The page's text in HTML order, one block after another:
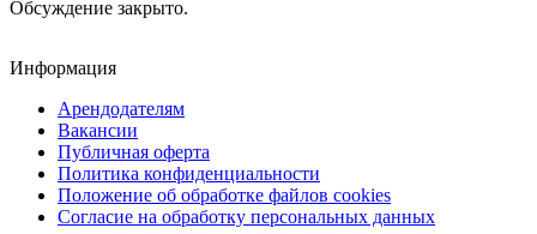
Обсуждение закрыто.
Информация
Арендодателям
Вакансии
Публичная оферта
Политика конфиденциальности
Положение об обработке файлов cookies
Согласие на обработку персональных данных